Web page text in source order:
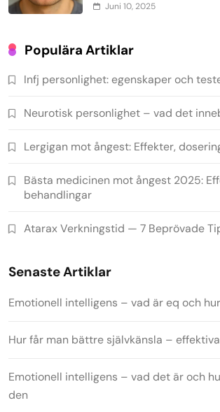
Juni 10, 2025
Populära Artiklar
Infj personlighet: egenskaper och
Neurotisk personlighet – vad det
Lergigan mot ångest: Effekter,
Bästa medicinen mot ångest 2025:
behandlingar
Atarax Verkningstid — 7 Beprövade
Senaste Artiklar
Emotionell intelligens – vad är eq och
Hur får man bättre självkänsla –
Emotionell intelligens – vad det är och
den